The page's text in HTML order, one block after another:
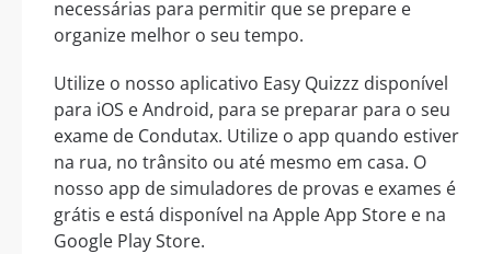
necessárias para permitir que se prepare e
organize melhor o seu tempo.
Utilize o nosso aplicativo Easy Quizzz disponível
para iOS e Android, para se preparar para o seu
exame de Condutax. Utilize o app quando estiver
na rua, no trânsito ou até mesmo em casa. O
nosso app de simuladores de provas e exames é
grátis e está disponível na Apple App Store e na
Google Play Store.